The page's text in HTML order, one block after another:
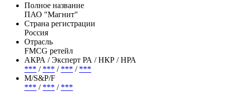
Полное название
ПАО "Магнит"
Страна регистрации
Россия
Отрасль
FMCG ретейл
АКРА / Эксперт РА / НКР / НРА
*** / *** / *** / ***
М/S&P/F
*** / *** / ***